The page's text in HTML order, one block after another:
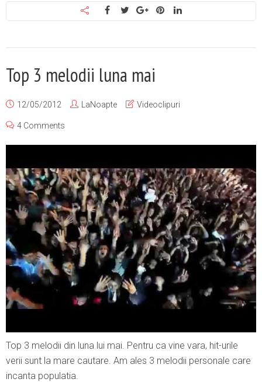
Top 3 melodii luna mai
12/05/2012 LaNoapte Videoclipuri
4 Comments
Top 3 melodii din luna lui mai. Pentru ca vine vara, hit-urile
verii sunt la mare cautare. Am ales 3 melodii personale care
incanta populatia.